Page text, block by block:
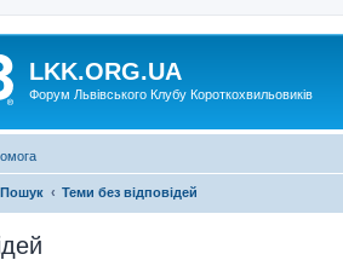
LKK.ORG.UA
Форум Львівського Клубу Короткохвильовиків
Пошук Теми без відповідей